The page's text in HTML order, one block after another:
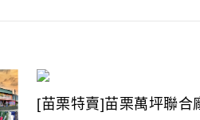
[苗栗特賣]苗栗萬坪聯合